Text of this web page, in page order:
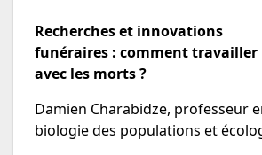
Recherches et innovations
funéraires : comment travailler
avec les morts ?
Damien Charabidze, professeur
biologie des populations et